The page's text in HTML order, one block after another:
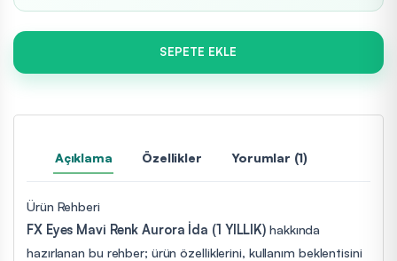
SEPETE EKLE
Açıklama Özellikler Yorumlar (1)
Ürün Rehberi
FX Eyes Mavi Renk Aurora İda (1 YILLIK) hakkında
hazırlanan bu rehber; ürün özelliklerini, kullanım beklentisini